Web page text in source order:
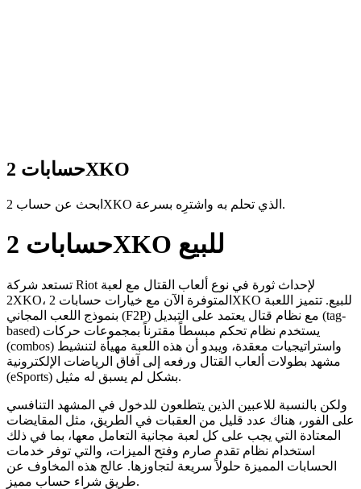
حسابات 2XKO
ابحث عن حساب 2XKO الذي تحلم به واشترِه بسرعة.
حسابات 2XKO للبيع
تستعد شركة Riot لإحداث ثورة في نوع ألعاب القتال مع لعبة
2XKO، المتوفرة الآن مع خيارات حسابات 2XKO للبيع. تتميز اللعبة
بنموذج اللعب المجاني (F2P) مع نظام قتال يعتمد على التبديل (tag-
based) يستخدم نظام تحكم مبسطاً مقترناً بمجموعات حركات
(combos) واستراتيجيات معقدة، ويبدو أن هذه اللعبة مهيأة لتنشيط
مشهد بطولات ألعاب القتال ورفعه إلى آفاق الرياضات الإلكترونية
(eSports) بشكل لم يسبق له مثيل.
ولكن بالنسبة للاعبين الذين يتطلعون للدخول في المشهد التنافسي
على الفور، هناك عدد قليل من العقبات في الطريق، مثل المقايضات
المعتادة التي يجب على كل لعبة مجانية التعامل معها، بما في ذلك
استخدام نظام تقدم صارم وفتح الميزات، والتي توفر خدمات
الحسابات المميزة حلولاً سريعة لتجاوزها. عالج هذه المخاوف عن
طريق شراء حساب مميز.